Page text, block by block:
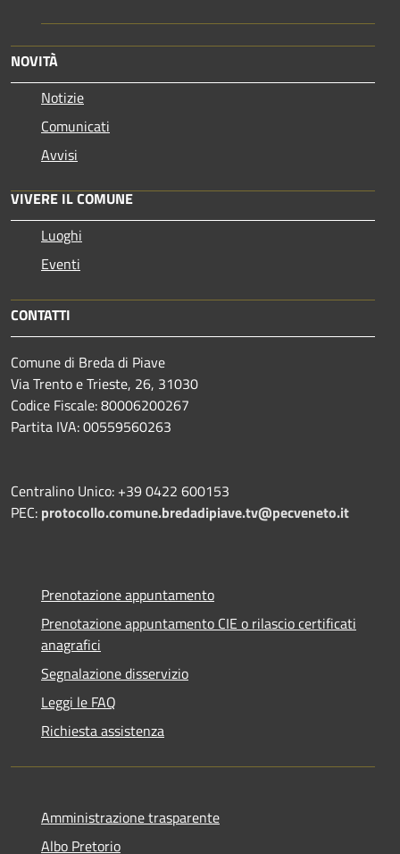
NOVITÀ
Notizie
Comunicati
Avvisi
VIVERE IL COMUNE
Luoghi
Eventi
CONTATTI
Comune di Breda di Piave
Via Trento e Trieste, 26, 31030
Codice Fiscale: 80006200267
Partita IVA: 00559560263
Centralino Unico: +39 0422 600153
PEC: protocollo.comune.bredadipiave.tv@pecveneto.it
Prenotazione appuntamento
Prenotazione appuntamento CIE o rilascio certificati
anagrafici
Segnalazione disservizio
Leggi le FAQ
Richiesta assistenza
Amministrazione trasparente
Albo Pretorio